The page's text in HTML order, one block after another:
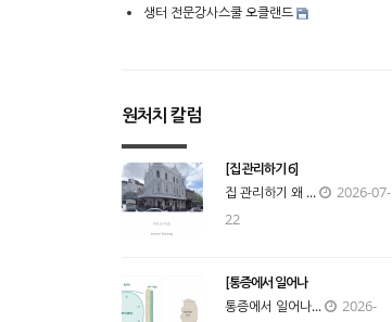
생터 전문강사스쿨 오클랜드
원처치 칼럼
[집 관리하기 6]
집 관리하기 왜 ...
2026-07-
22
[통증에서 일어나
통증에서 일어나...
2026-